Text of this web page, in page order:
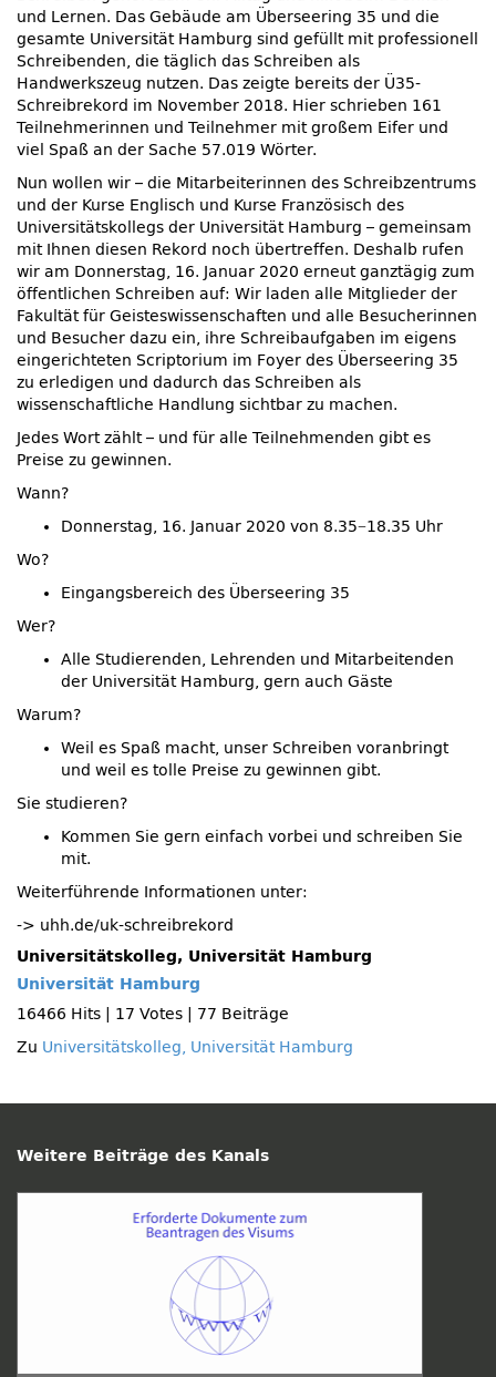
und Lernen. Das Gebäude am Überseering 35 und die
gesamte Universität Hamburg sind gefüllt mit professionell
Schreibenden, die täglich das Schreiben als
Handwerkszeug nutzen. Das zeigte bereits der Ü35-
Schreibrekord im November 2018. Hier schrieben 161
Teilnehmerinnen und Teilnehmer mit großem Eifer und
viel Spaß an der Sache 57.019 Wörter.
Nun wollen wir – die Mitarbeiterinnen des Schreibzentrums
und der Kurse Englisch und Kurse Französisch des
Universitätskollegs der Universität Hamburg – gemeinsam
mit Ihnen diesen Rekord noch übertreffen. Deshalb rufen
wir am Donnerstag, 16. Januar 2020 erneut ganztägig zum
öffentlichen Schreiben auf: Wir laden alle Mitglieder der
Fakultät für Geisteswissenschaften und alle Besucherinnen
und Besucher dazu ein, ihre Schreibaufgaben im eigens
eingerichteten Scriptorium im Foyer des Überseering 35
zu erledigen und dadurch das Schreiben als
wissenschaftliche Handlung sichtbar zu machen.
Jedes Wort zählt – und für alle Teilnehmenden gibt es
Preise zu gewinnen.
Wann?
Donnerstag, 16. Januar 2020 von 8.35−18.35 Uhr
Wo?
Eingangsbereich des Überseering 35
Wer?
Alle Studierenden, Lehrenden und Mitarbeitenden
der Universität Hamburg, gern auch Gäste
Warum?
Weil es Spaß macht, unser Schreiben voranbringt
und weil es tolle Preise zu gewinnen gibt.
Sie studieren?
Kommen Sie gern einfach vorbei und schreiben Sie
mit.
Weiterführende Informationen unter:
-> uhh.de/uk-schreibrekord
Universitätskolleg, Universität Hamburg
Universität Hamburg
16466 Hits
17 Votes
77 Beiträge
Zu Universitätskolleg, Universität Hamburg
Weitere Beiträge des Kanals